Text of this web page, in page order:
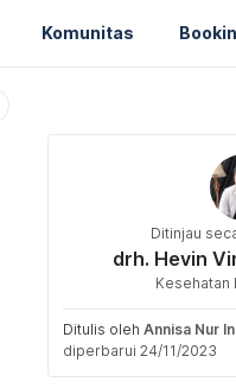
Komunitas
Ditinjau
drh. Hevin
Kesehatan
Ditulis oleh Annisa Nur
diperbarui 24/11/2023